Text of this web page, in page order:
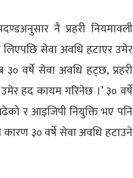
नै प्रहरी नियमावली
सेवा अवधि हटाएर उमेर
वर्षे सेवा अवधि हट्छ, प्रहरी
हद कायम गरिनेछ ।’ ३० वर्षे
र आइजिपी नियुक्ति भए पनि
कारण ३० वर्षे सेवा अवधि हटाउने